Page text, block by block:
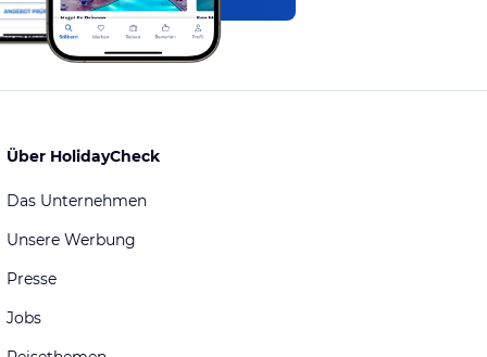
Über HolidayCheck
Das Unternehmen
Unsere Werbung
Presse
Jobs